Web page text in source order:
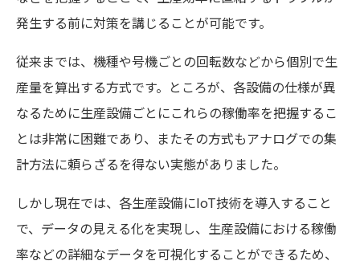
発生する前に対策を講じることが可能です。
従来までは、機種や号機ごとの回転数などから個別で生
産量を算出する方式です。ところが、各設備の仕様が異
なるために生産設備ごとにこれらの稼働率を把握するこ
とは非常に困難であり、またその方式もアナログでの集
計方法に頼らざるを得ない実態がありました。
しかし現在では、各生産設備にIoT技術を導入すること
で、データの見える化を実現し、生産設備における稼働
率などの詳細なデータを可視化することができるため、